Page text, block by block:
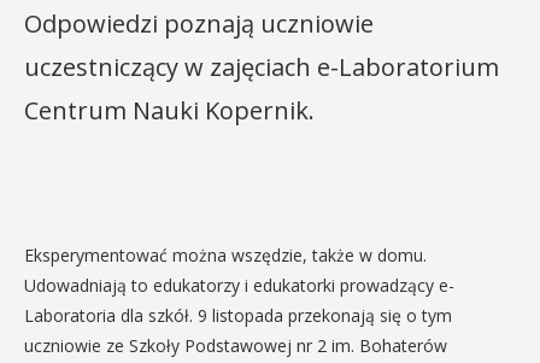
Odpowiedzi poznają uczniowie
uczestniczący w zajęciach e-Laboratorium
Centrum Nauki Kopernik.
Eksperymentować można wszędzie, także w domu.
Udowadniają to edukatorzy i edukatorki prowadzący e-
Laboratoria dla szkół. 9 listopada przekonają się o tym
uczniowie ze Szkoły Podstawowej nr 2 im. Bohaterów